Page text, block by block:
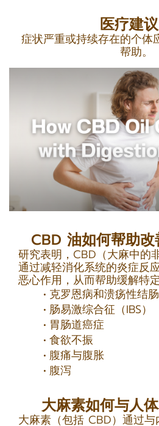
医疗建议
症状严重或持续存在的个体
帮助。
CBD 油如何帮助改
研究表明，CBD（大麻中的
通过减轻消化系统的炎症反
恶心作用，从而帮助缓解特
克罗恩病和溃疡性结
肠易激综合征（IBS）
胃肠道癌症
食欲不振
腹痛与腹胀
腹泻
大麻素如何与人
大麻素（包括 CBD）通过